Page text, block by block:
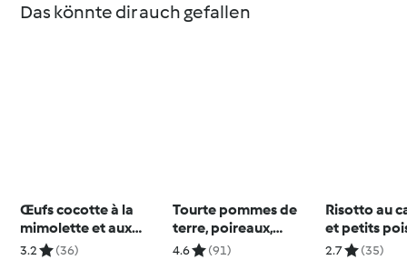
Das könnte dir auch gefallen
Œufs cocotte à la
mimolette et aux
champignons
3.2 (36)
Tourte pommes de
terre, poireaux,
champignons et
4.6 (91)
Risotto au
et petits
menthe
2.7 (35)